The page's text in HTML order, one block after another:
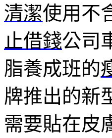
清潔使用不
止借錢公司
脂養成班的
牌推出的新
需要貼在皮